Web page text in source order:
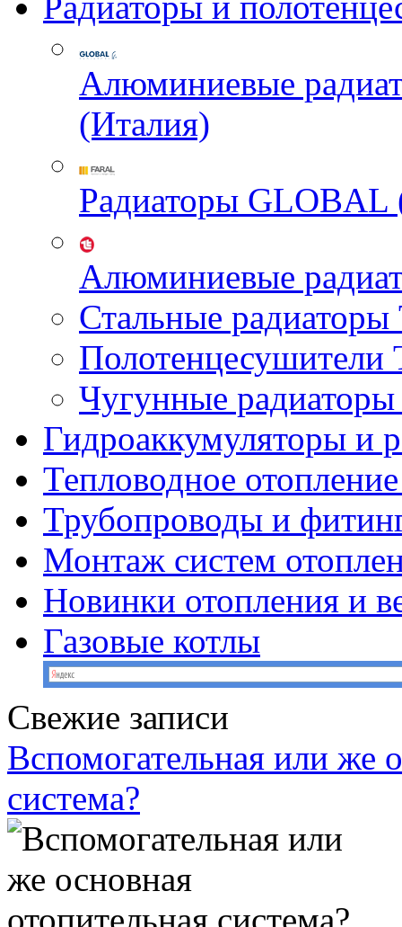
Алюминиевые
(Италия)
Радиаторы GLOBAL
Алюминиевые
Стальные
Чугунные
Гидроаккумуляторы и
Тепловодное
Трубопроводы и
Монтаж систем
Новинки отопления и
Газовые котлы
Свежие записи
Вспомогательная или же
система?